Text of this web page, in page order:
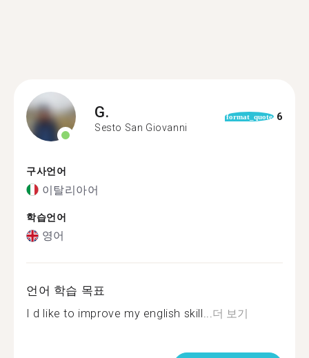
G.
Sesto San Giovanni
format_quote 6
구사언어
이탈리아어
학습언어
영어
언어 학습 목표
I d like to improve my english skill...더 보기